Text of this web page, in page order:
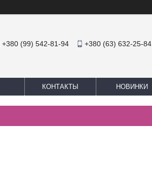
+380 (99) 542-81-94 +380 (63) 632-25-84
КОНТАКТЫ НОВИНКИ